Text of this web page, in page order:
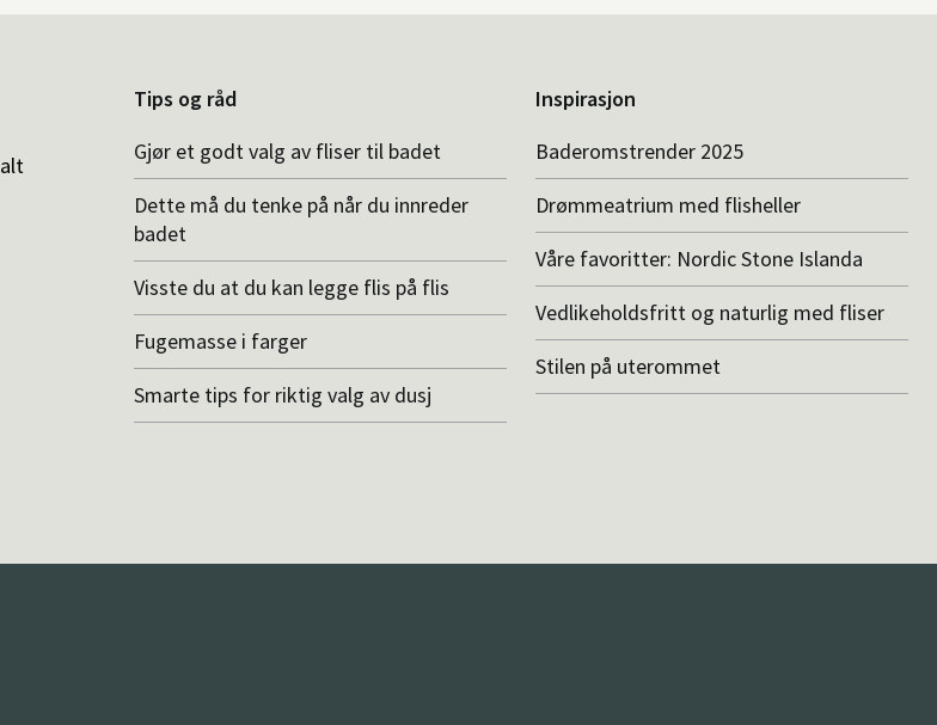
Tips og råd
Gjør et godt valg av fliser til badet
Dette må du tenke på når du innreder
badet
Visste du at du kan legge flis på flis
Fugemasse i farger
Smarte tips for riktig valg av dusj
Inspirasjon
Baderomstrender 2025
Drømmeatrium med flisheller
Våre favoritter: Nordic Stone Islanda
Vedlikeholdsfritt og naturlig med fliser
Stilen på uterommet